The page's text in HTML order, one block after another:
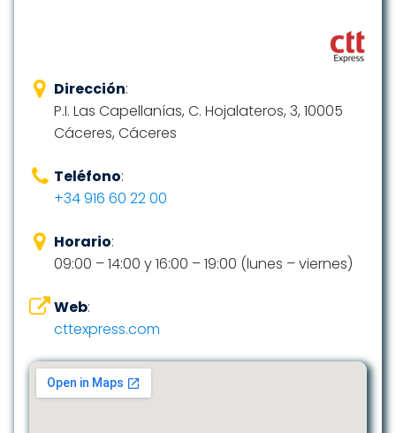
Dirección:
P.I. Las Capellanías, C. Hojalateros, 3, 10005
Cáceres, Cáceres
Teléfono:
+34 916 60 22 00
Horario:
09:00 – 14:00 y 16:00 – 19:00 (lunes – viernes)
Web:
cttexpress.com